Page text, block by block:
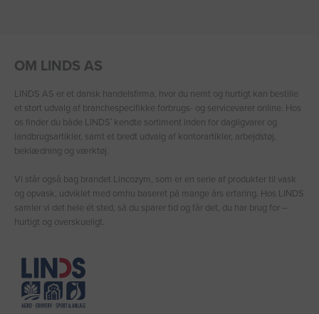
OM LINDS AS
LINDS AS er et dansk handelsfirma, hvor du nemt og hurtigt kan bestille
et stort udvalg af branchespecifikke forbrugs- og servicevarer online. Hos
os finder du både LINDS′ kendte sortiment inden for dagligvarer og
landbrugsartikler, samt et bredt udvalg af kontorartikler, arbejdstøj,
beklædning og værktøj.
Vi står også bag brandet Lincozym, som er en serie af produkter til vask
og opvask, udviklet med omhu baseret på mange års erfaring. Hos LINDS
samler vi det hele ét sted, så du sparer tid og får det, du har brug for –
hurtigt og overskueligt.